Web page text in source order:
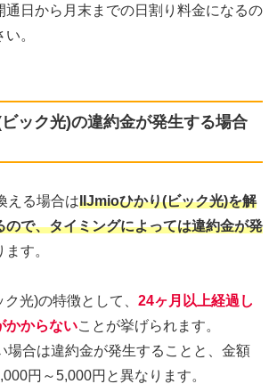
通日から月末までの日割り料金になるの
。
ック光)の違約金が発生する場合
える場合はIIJmioひかり(ビック光)を解
ので、タイミングによっては違約金が発
す。
ク光)の特徴として、 24ヶ月以上経過し
かからないことが挙げられます。
場合は違約金が発生することと、金額
円～5,000円と異なります。